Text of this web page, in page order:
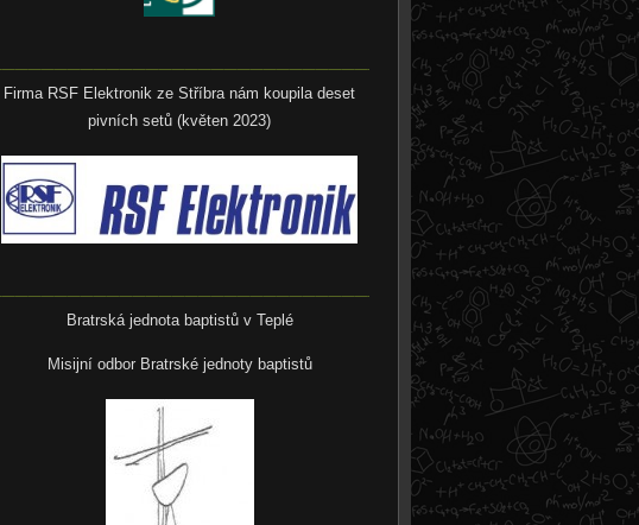
___________________________________
Firma RSF Elektronik ze Stříbra nám koupila deset
pivních setů (květen 2023)
___________________________________
Bratrská jednota baptistů v Teplé
Misijní odbor Bratrské jednoty baptistů